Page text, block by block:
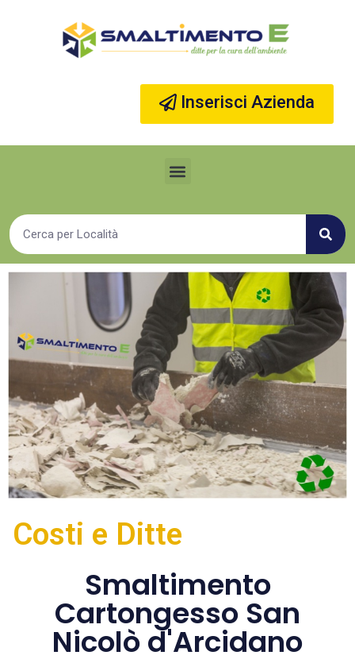
Inserisci Azienda
Costi e Ditte
Smaltimento
Cartongesso San
Nicolò d'Arcidano